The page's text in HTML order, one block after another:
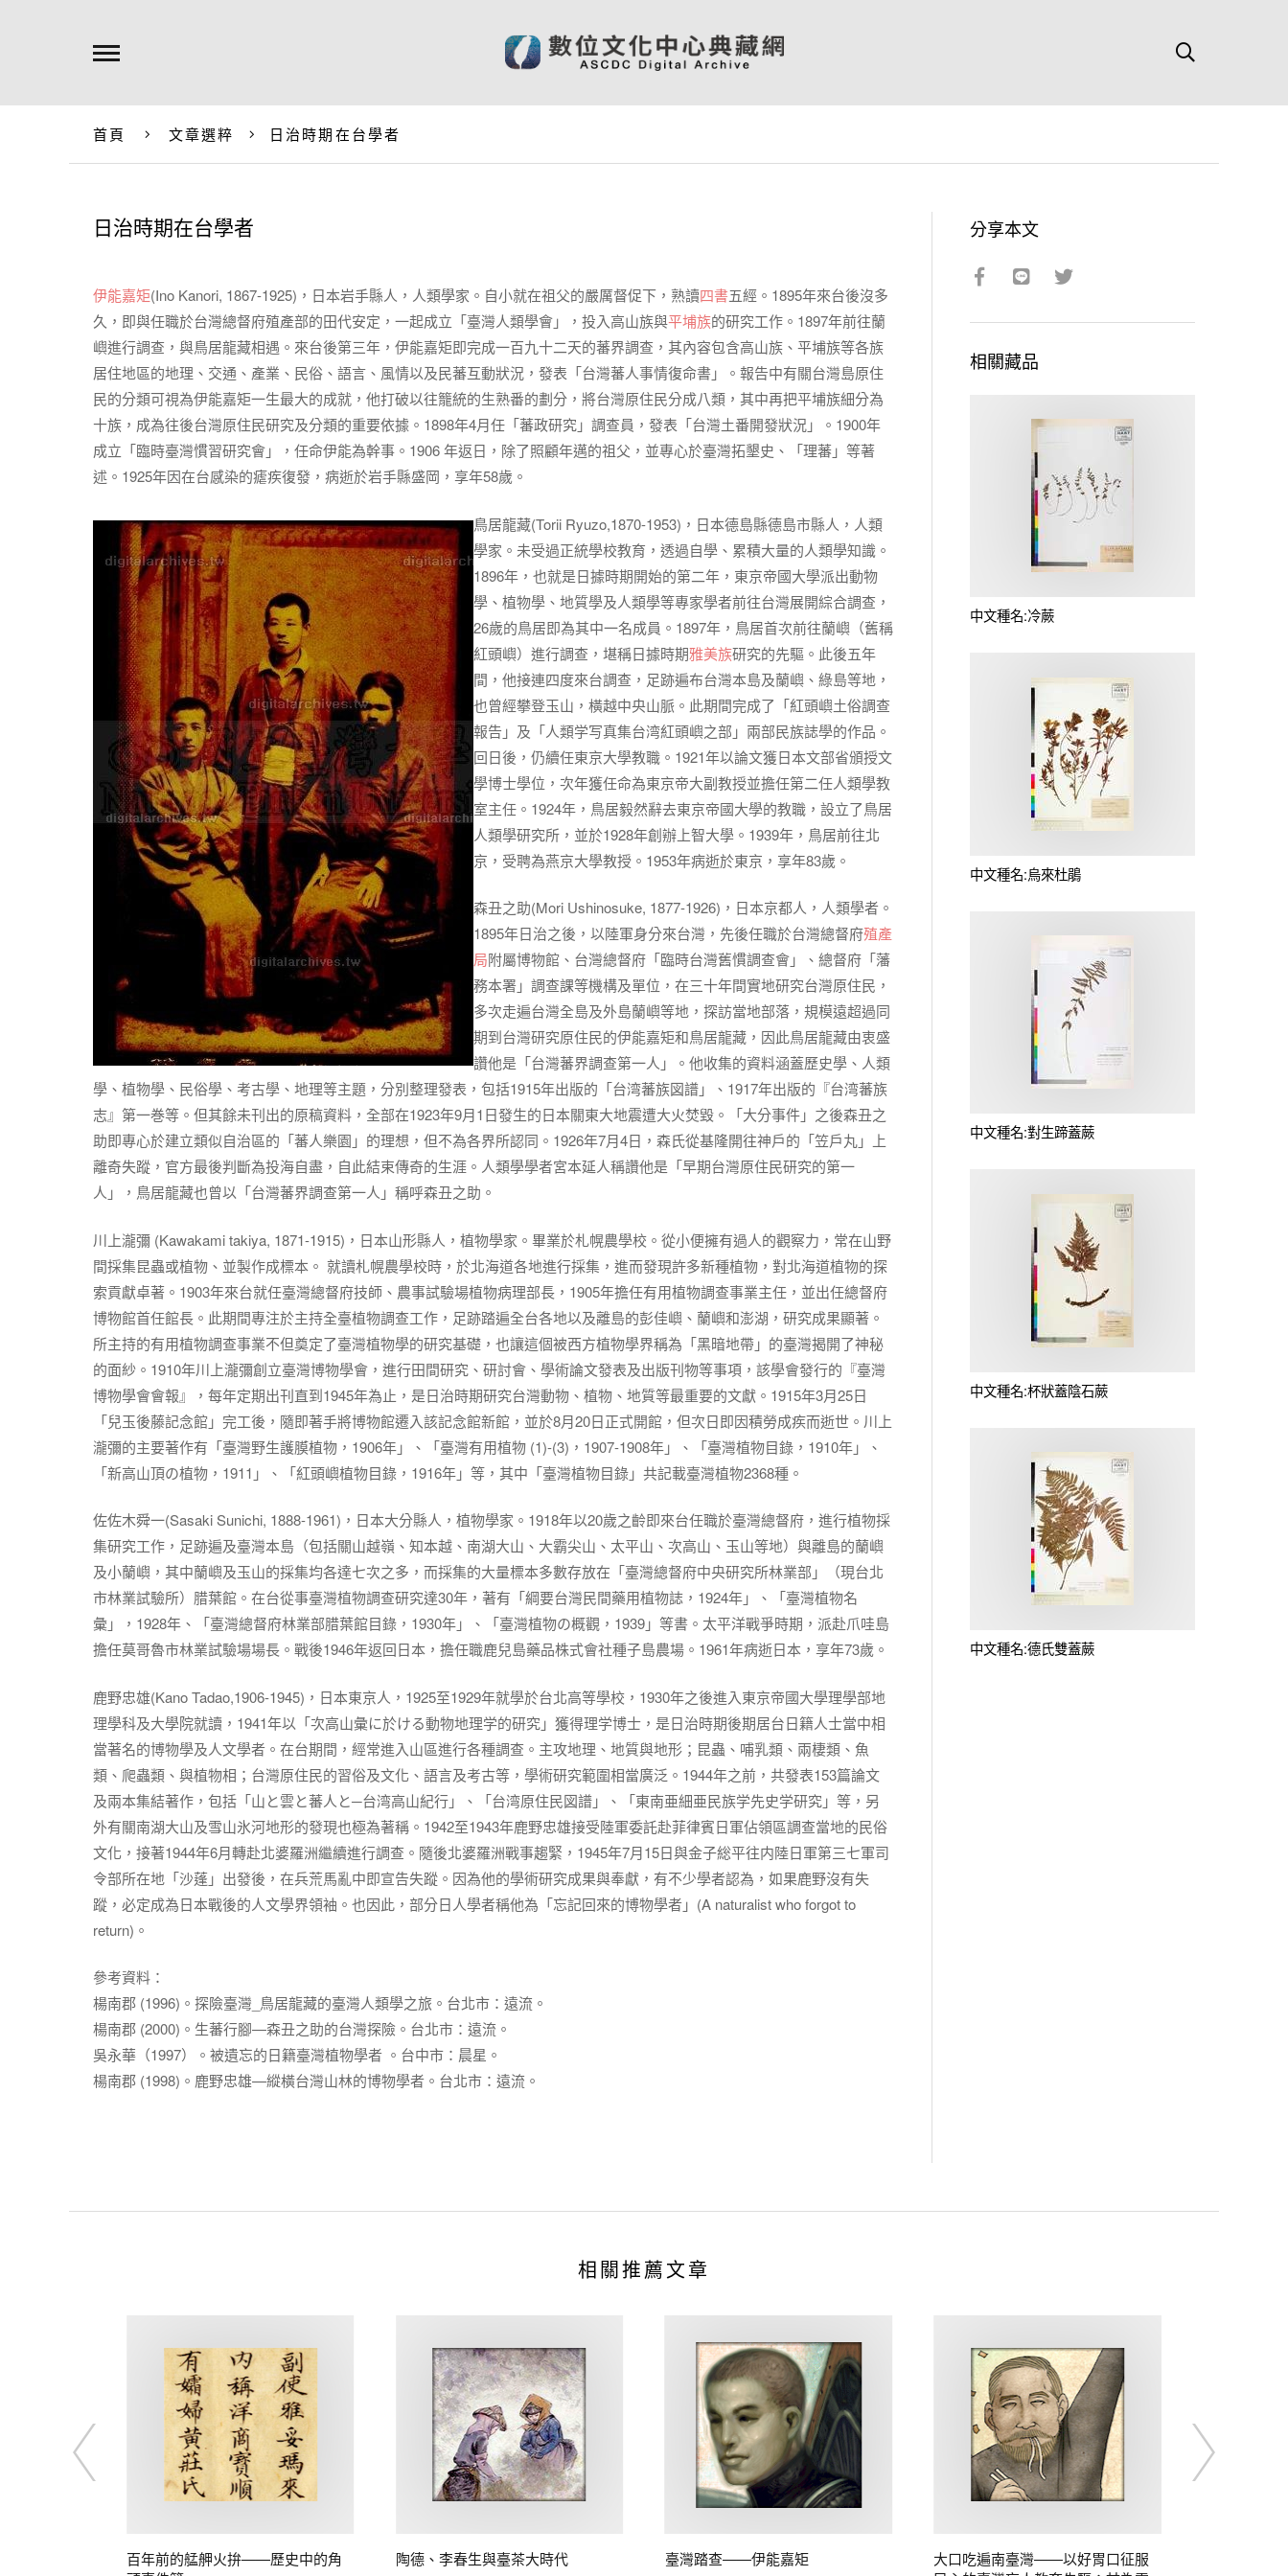
首頁 文章選粹 日治時期在台學者
日治時期在台學者
伊能嘉矩(Ino Kanori, 1867-1925)，日本岩手縣人，人類學家。自小就在祖父的嚴厲督促下，熟讀四書五經。1895年來台後沒多
久，即與任職於台灣總督府殖產部的田代安定，一起成立「臺灣人類學會」，投入高山族與平埔族的研究工作。1897年前往蘭
嶼進行調查，與鳥居龍藏相遇。來台後第三年，伊能嘉矩即完成一百九十二天的蕃界調查，其內容包含高山族、平埔族等各族
居住地區的地理、交通、產業、民俗、語言、風情以及民蕃互動狀況，發表「台灣蕃人事情復命書」。報告中有關台灣島原住
民的分類可視為伊能嘉矩一生最大的成就，他打破以往籠統的生熟番的劃分，將台灣原住民分成八類，其中再把平埔族細分為
十族，成為往後台灣原住民研究及分類的重要依據。1898年4月任「蕃政研究」調查員，發表「台灣土番開發狀況」。1900年
成立「臨時臺灣慣習研究會」，任命伊能為幹事。1906 年返日，除了照顧年邁的祖父，並專心於臺灣拓墾史、「理蕃」等著
述。1925年因在台感染的瘧疾復發，病逝於岩手縣盛岡，享年58歲。
鳥居龍藏(Torii Ryuzo,1870-1953)，日本德島縣德島市縣人，人類
學家。未受過正統學校教育，透過自學、累積大量的人類學知識。
1896年，也就是日據時期開始的第二年，東京帝國大學派出動物
學、植物學、地質學及人類學等專家學者前往台灣展開綜合調查，
26歲的鳥居即為其中一名成員。1897年，鳥居首次前往蘭嶼（舊稱
紅頭嶼）進行調查，堪稱日據時期雅美族研究的先驅。此後五年
間，他接連四度來台調查，足跡遍布台灣本島及蘭嶼、綠島等地，
也曾經攀登玉山，橫越中央山脈。此期間完成了「紅頭嶼土俗調查
報告」及「人類学写真集台湾紅頭嶼之部」兩部民族誌學的作品。
回日後，仍續任東京大學教職。1921年以論文獲日本文部省頒授文
學博士學位，次年獲任命為東京帝大副教授並擔任第二任人類學教
室主任。1924年，鳥居毅然辭去東京帝國大學的教職，設立了鳥居
人類學研究所，並於1928年創辦上智大學。1939年，鳥居前往北
京，受聘為燕京大學教授。1953年病逝於東京，享年83歲。
森丑之助(Mori Ushinosuke, 1877-1926)，日本京都人，人類學者。
1895年日治之後，以陸軍身分來台灣，先後任職於台灣總督府殖產
局附屬博物館、台灣總督府「臨時台灣舊慣調查會」、總督府「藩
務本署」調查課等機構及單位，在三十年間實地研究台灣原住民，
多次走遍台灣全島及外島蘭嶼等地，探訪當地部落，規模遠超過同
期到台灣研究原住民的伊能嘉矩和鳥居龍藏，因此鳥居龍藏由衷盛
讚他是「台灣蕃界調查第一人」。他收集的資料涵蓋歷史學、人類
學、植物學、民俗學、考古學、地理等主題，分別整理發表，包括1915年出版的「台湾蕃族図譜」、1917年出版的『台湾蕃族
志』第一巻等。但其餘未刊出的原稿資料，全部在1923年9月1日發生的日本關東大地震遭大火焚毀。「大分事件」之後森丑之
助即專心於建立類似自治區的「蕃人樂園」的理想，但不為各界所認同。1926年7月4日，森氏從基隆開往神戶的「笠戶丸」上
離奇失蹤，官方最後判斷為投海自盡，自此結束傳奇的生涯。人類學學者宮本延人稱讚他是「早期台灣原住民研究的第一
人」，鳥居龍藏也曾以「台灣蕃界調查第一人」稱呼森丑之助。
川上瀧彌 (Kawakami takiya, 1871-1915)，日本山形縣人，植物學家。畢業於札幌農學校。從小便擁有過人的觀察力，常在山野
間採集昆蟲或植物、並製作成標本。 就讀札幌農學校時，於北海道各地進行採集，進而發現許多新種植物，對北海道植物的探
索貢獻卓著。1903年來台就任臺灣總督府技師、農事試驗場植物病理部長，1905年擔任有用植物調查事業主任，並出任總督府
博物館首任館長。此期間專注於主持全臺植物調查工作，足跡踏遍全台各地以及離島的彭佳嶼、蘭嶼和澎湖，研究成果顯著。
所主持的有用植物調查事業不但奠定了臺灣植物學的研究基礎，也讓這個被西方植物學界稱為「黑暗地帶」的臺灣揭開了神秘
的面紗。1910年川上瀧彌創立臺灣博物學會，進行田間研究、研討會、學術論文發表及出版刊物等事項，該學會發行的『臺灣
博物學會會報』，每年定期出刊直到1945年為止，是日治時期研究台灣動物、植物、地質等最重要的文獻。1915年3月25日
「兒玉後藤記念館」完工後，隨即著手將博物館遷入該記念館新館，並於8月20日正式開館，但次日即因積勞成疾而逝世。川上
瀧彌的主要著作有「臺灣野生護膜植物，1906年」、「臺灣有用植物 (1)-(3)，1907-1908年」、「臺灣植物目錄，1910年」、
「新高山頂の植物，1911」、「紅頭嶼植物目錄，1916年」等，其中「臺灣植物目錄」共記載臺灣植物2368種。
佐佐木舜一(Sasaki Sunichi, 1888-1961)，日本大分縣人，植物學家。1918年以20歲之齡即來台任職於臺灣總督府，進行植物採
集研究工作，足跡遍及臺灣本島（包括關山越嶺、知本越、南湖大山、大霸尖山、太平山、次高山、玉山等地）與離島的蘭嶼
及小蘭嶼，其中蘭嶼及玉山的採集均各達七次之多，而採集的大量標本多數存放在「臺灣總督府中央研究所林業部」（現台北
市林業試驗所）腊葉館。在台從事臺灣植物調查研究達30年，著有「綱要台灣民間藥用植物誌，1924年」、「臺灣植物名
彙」，1928年、「臺灣總督府林業部腊葉館目錄，1930年」、「臺灣植物の概觀，1939」等書。太平洋戰爭時期，派赴爪哇島
擔任莫哥魯市林業試驗場場長。戰後1946年返回日本，擔任職鹿兒島藥品株式會社種子島農場。1961年病逝日本，享年73歲。
鹿野忠雄(Kano Tadao,1906-1945)，日本東京人，1925至1929年就學於台北高等學校，1930年之後進入東京帝國大學理學部地
理學科及大學院就讀，1941年以「次高山彙に於ける動物地理学的研究」獲得理学博士，是日治時期後期居台日籍人士當中相
當著名的博物學及人文學者。在台期間，經常進入山區進行各種調查。主攻地理、地質與地形；昆蟲、哺乳類、兩棲類、魚
類、爬蟲類、與植物相；台灣原住民的習俗及文化、語言及考古等，學術研究範圍相當廣泛。1944年之前，共發表153篇論文
及兩本集結著作，包括「山と雲と蕃人と─台湾高山紀行」、「台湾原住民図譜」、「東南亜細亜民族学先史学研究」等，另
外有關南湖大山及雪山氷河地形的發現也極為著稱。1942至1943年鹿野忠雄接受陸軍委託赴菲律賓日軍佔領區調查當地的民俗
文化，接著1944年6月轉赴北婆羅洲繼續進行調查。隨後北婆羅洲戰事趨緊，1945年7月15日與金子総平往内陸日軍第三七軍司
令部所在地「沙蓬」出發後，在兵荒馬亂中即宣告失蹤。因為他的學術研究成果與奉獻，有不少學者認為，如果鹿野沒有失
蹤，必定成為日本戰後的人文學界領袖。也因此，部分日人學者稱他為「忘記回來的博物學者」(A naturalist who forgot to
return)。
參考資料：
楊南郡 (1996)。探險臺灣_鳥居龍藏的臺灣人類學之旅。台北市：遠流。
楊南郡 (2000)。生蕃行腳—森丑之助的台灣探險。台北市：遠流。
吳永華（1997）。被遺忘的日籍臺灣植物學者 。台中市：晨星。
楊南郡 (1998)。鹿野忠雄—縱橫台灣山林的博物學者。台北市：遠流。
分享本文
相關藏品
中文種名:冷蕨
中文種名:烏來杜鵑
中文種名:對生蹄蓋蕨
中文種名:杯狀蓋陰石蕨
中文種名:德氏雙蓋蕨
相關推薦文章
百年前的艋舺火拚——歷史中的角
陶德、李春生與臺茶大時代 臺灣踏查——伊能嘉矩
大口吃遍南臺灣——以好胃口征服